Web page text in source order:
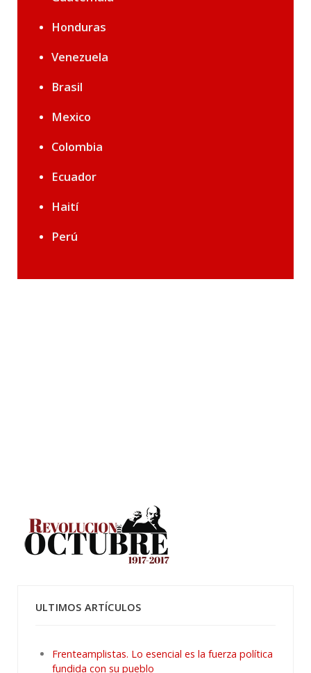
Honduras
Venezuela
Brasil
Mexico
Colombia
Ecuador
Haití
Perú
ULTIMOS ARTÍCULOS
Frenteamplistas. Lo esencial es la fuerza política
fundida con su pueblo